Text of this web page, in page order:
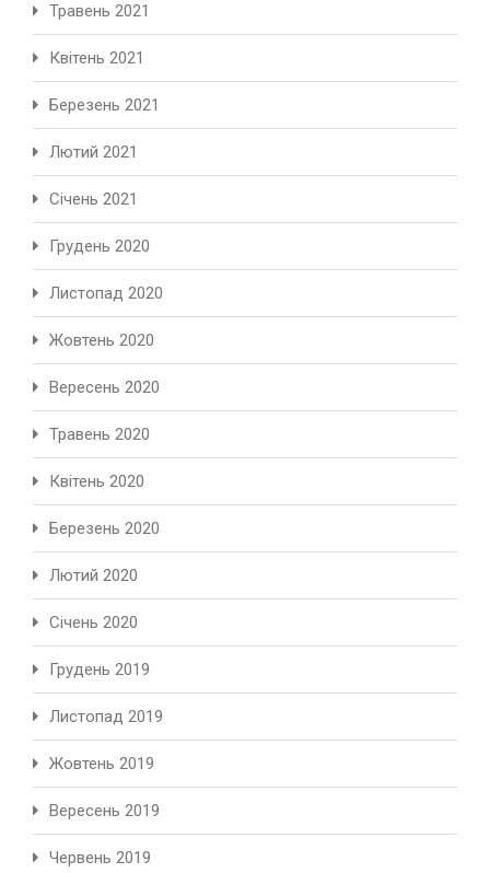
Травень 2021
Квітень 2021
Березень 2021
Лютий 2021
Січень 2021
Грудень 2020
Листопад 2020
Жовтень 2020
Вересень 2020
Травень 2020
Квітень 2020
Березень 2020
Лютий 2020
Січень 2020
Грудень 2019
Листопад 2019
Жовтень 2019
Вересень 2019
Червень 2019